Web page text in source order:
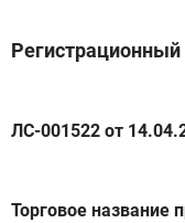
ЛС-001522 от
Торговое